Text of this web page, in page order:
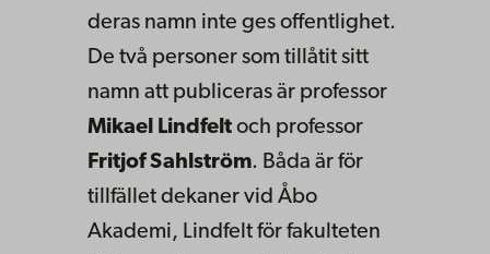
deras namn inte ges offentlighet.
De två personer som tillåtit sitt
namn att publiceras är professor
Mikael Lindfelt och professor
Fritjof Sahlström. Båda är för
tillfället dekaner vid Åbo
Akademi, Lindfelt för fakulteten